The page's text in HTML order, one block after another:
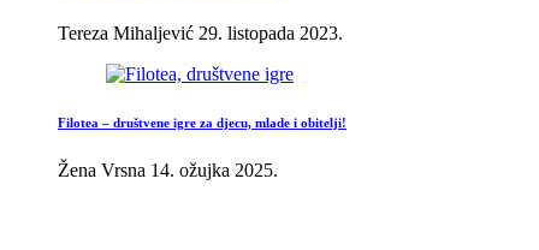
Tereza Mihaljević 29. listopada 2023.
Filotea – društvene igre za djecu, mlade i obitelji!
Žena Vrsna 14. ožujka 2025.